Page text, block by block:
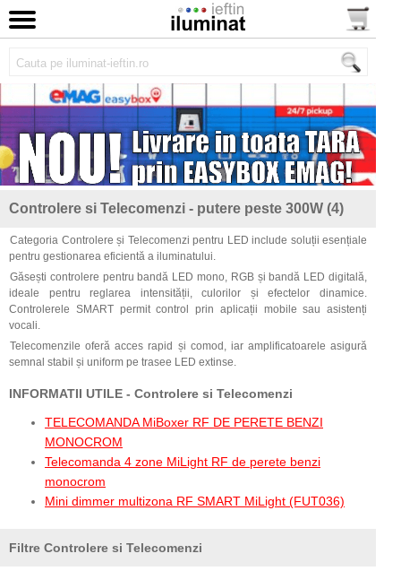
Controlere si Telecomenzi - putere peste 300W (4)
Categoria Controlere și Telecomenzi pentru LED include soluții esențiale
pentru gestionarea eficientă a iluminatului.
Găsești controlere pentru bandă LED mono, RGB și bandă LED digitală,
ideale pentru reglarea intensității, culorilor și efectelor dinamice.
Controlerele SMART permit control prin aplicații mobile sau asistenți
vocali.
Telecomenzile oferă acces rapid și comod, iar amplificatoarele asigură
semnal stabil și uniform pe trasee LED extinse.
INFORMATII UTILE - Controlere si Telecomenzi
TELECOMANDA MiBoxer RF DE PERETE BENZI
MONOCROM
Telecomanda 4 zone MiLight RF de perete benzi
monocrom
Mini dimmer multizona RF SMART MiLight (FUT036)
Filtre Controlere si Telecomenzi